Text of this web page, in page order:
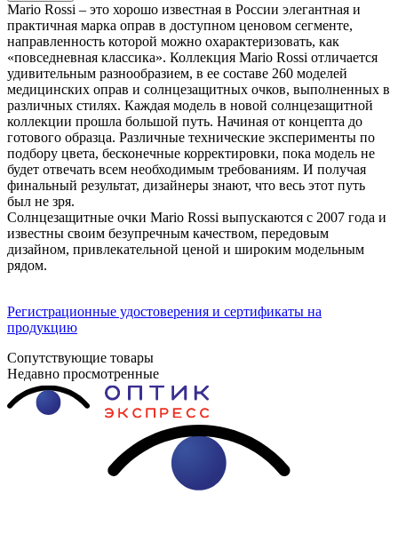
Mario Rossi – это хорошо известная в России элегантная и
практичная марка оправ в доступном ценовом сегменте,
направленность которой можно охарактеризовать, как
«повседневная классика». Коллекция Mario Rossi отличается
удивительным разнообразием, в ее составе 260 моделей
медицинских оправ и солнцезащитных очков, выполненных в
различных стилях. Каждая модель в новой солнцезащитной
коллекции прошла большой путь. Начиная от концепта до
готового образца. Различные технические эксперименты по
подбору цвета, бесконечные корректировки, пока модель не
будет отвечать всем необходимым требованиям. И получая
финальный результат, дизайнеры знают, что весь этот путь
был не зря.
Солнцезащитные очки Mario Rossi выпускаются с 2007 года и
известны своим безупречным качеством, передовым
дизайном, привлекательной ценой и широким модельным
рядом.
Регистрационные удостоверения и сертификаты на
продукцию
Сопутствующие товары
Недавно просмотренные